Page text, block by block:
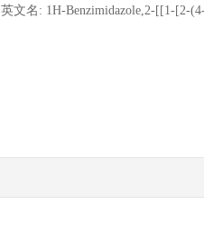
英文名: 1H-Benzimidazole,2-[[1-[2-